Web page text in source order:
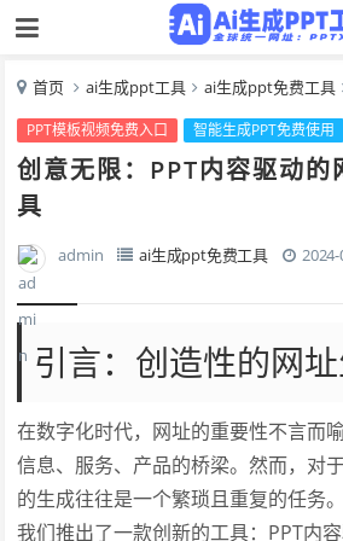
首页 ai生成ppt工具 ai生成ppt免费工具
PPT模板视频免费入口 智能生成PPT免费使用
创意无限：PPT内容驱动的
具
admin ai生成ppt免费工具 2024-
引言：创造性的网
在数字化时代，网址的重要性不言而
信息、服务、产品的桥梁。然而，对
的生成往往是一个繁琐且重复的任务
我们推出了一款创新的工具：PPT内